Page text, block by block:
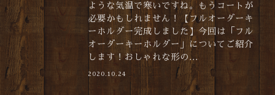
ような気温で寒いですね。もうコートが
必要かもしれません！【フルオーダーキ
ーホルダー完成しました】今回は「フル
オーダーキーホルダー」についてご紹介
します！おしゃれな形の...
2020.10.24